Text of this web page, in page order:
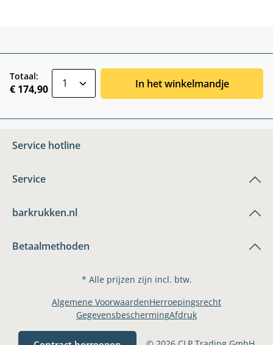
Totaal:
€ 174,90 In het winkelmandje
Service hotline
Service
barkrukken.nl
Betaalmethoden
* Alle prijzen zijn incl. btw.
Algemene VoorwaardenHerroepingsrecht
GegevensbeschermingAfdruk